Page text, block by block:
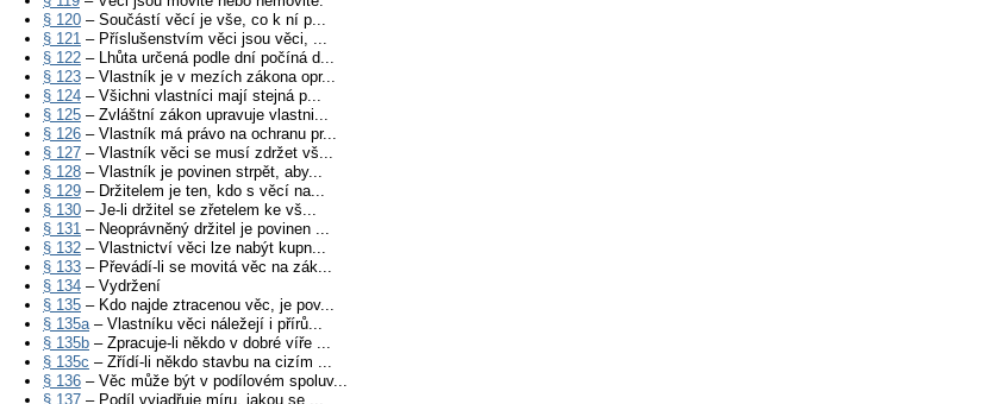
§ 120 – Součástí věcí je vše, co k ní p...
§ 121 – Příslušenstvím věci jsou věci, ...
§ 122 – Lhůta určená podle dní počíná d...
§ 123 – Vlastník je v mezích zákona opr...
§ 124 – Všichni vlastníci mají stejná p...
§ 125 – Zvláštní zákon upravuje vlastni...
§ 126 – Vlastník má právo na ochranu pr...
§ 127 – Vlastník věci se musí zdržet vš...
§ 128 – Vlastník je povinen strpět, aby...
§ 129 – Držitelem je ten, kdo s věcí na...
§ 130 – Je-li držitel se zřetelem ke vš...
§ 131 – Neoprávněný držitel je povinen ...
§ 132 – Vlastnictví věci lze nabýt kupn...
§ 133 – Převádí-li se movitá věc na zák...
§ 134 – Vydržení
§ 135 – Kdo najde ztracenou věc, je pov...
§ 135a– Vlastníku věci náležejí i přírů...
§ 135b – Zpracuje-li někdo v dobré víře ...
§ 135c – Zřídí-li někdo stavbu na cizím ...
§ 136 – Věc může být v podílovém spoluv...
§ 137 – Podíl vyjadřuje míru, jakou se ...